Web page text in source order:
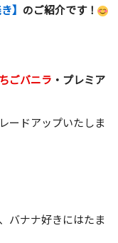
】 のご紹介です！
ごバニラ ・ プレミア
ードアップいたしま
バナナ好きにはたま